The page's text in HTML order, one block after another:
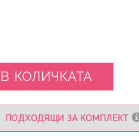
КОЛИЧКАТА
ПОДХОДЯЩИ ЗА КОМПЛЕКТ